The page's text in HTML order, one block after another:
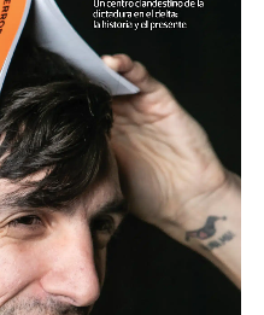
es libre. Sólo tenés
para
Decí MU